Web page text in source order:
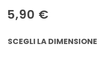
5,90 €
SCEGLI LA DIMENSIONE